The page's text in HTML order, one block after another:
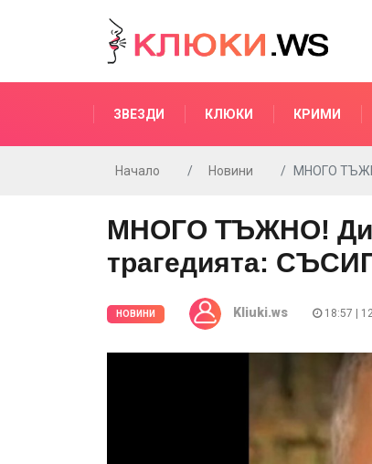
ЗВЕЗДИ КЛЮКИ КРИМИ
Начало Новини МНОГО
МНОГО ТЪЖНО!
трагедията:
НОВИНИ Kliuki.ws 18:57 |